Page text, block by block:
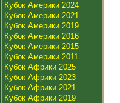
Кубок Америки 2024
Кубок Америки 2021
Кубок Америки 2019
Кубок Америки 2016
Кубок Америки 2015
Кубок Америки 2011
Кубок Африки 2025
Кубок Африки 2023
Кубок Африки 2021
Кубок Африки 2019